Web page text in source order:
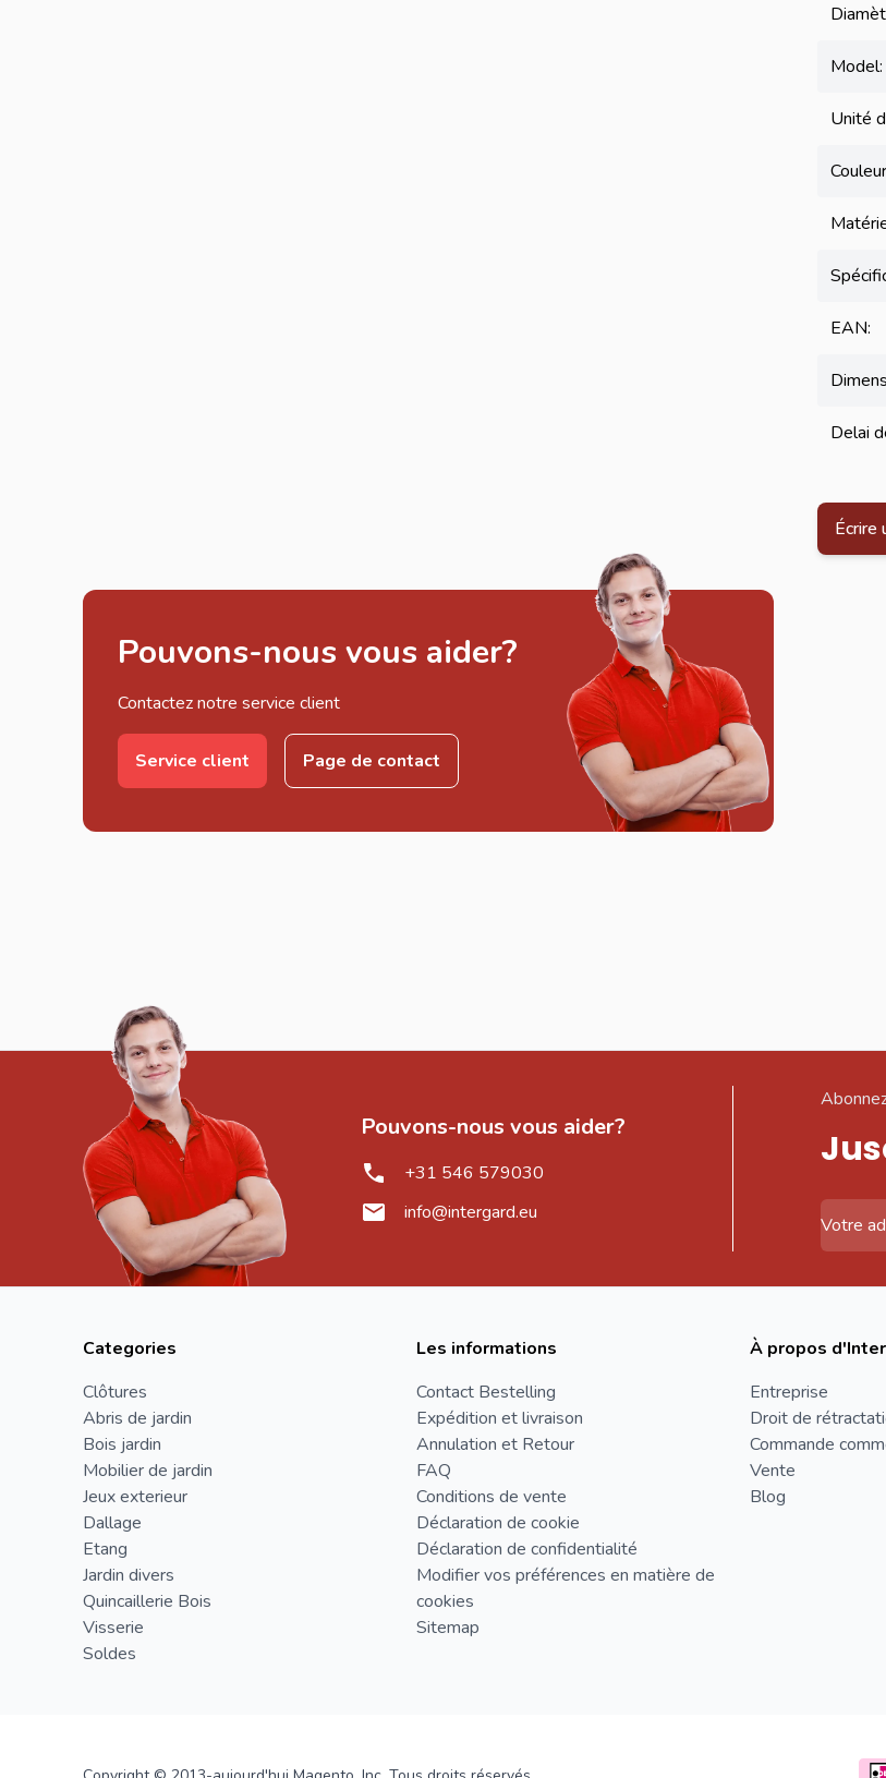
Model:
Unité
EAN:
Delai
Pouvons-nous vous aider?
Contactez notre service client
Service client Page de contact
Écrire
Pouvons-nous vous aider?
+31 546 579030
info@intergard.eu
Categories
Clôtures
Abris de jardin
Bois jardin
Mobilier de jardin
Jeux exterieur
Dallage
Etang
Jardin divers
Quincaillerie Bois
Visserie
Soldes
Les informations
Contact Bestelling
Expédition et livraison
Annulation et Retour
FAQ
Conditions de vente
Déclaration de cookie
Déclaration de confidentialité
Modifier vos préférences en matière de
cookies
Sitemap
À propos
Entreprise
Droit de
Commande
Vente
Blog